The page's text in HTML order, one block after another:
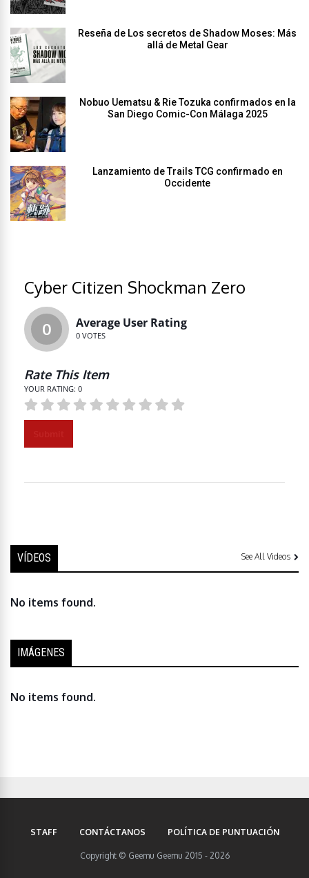
Reseña de Los secretos de Shadow Moses: Más
allá de Metal Gear
Nobuo Uematsu & Rie Tozuka confirmados en la
San Diego Comic-Con Málaga 2025
Lanzamiento de Trails TCG confirmado en
Occidente
Cyber Citizen Shockman Zero
0 Average User Rating
0 VOTES
Rate This Item
YOUR RATING: 0
VÍDEOS See All Videos
No items found.
IMÁGENES
No items found.
STAFF CONTÁCTANOS POLÍTICA DE PUNTUACIÓN
Copyright © Geemu Geemu 2015 - 2026